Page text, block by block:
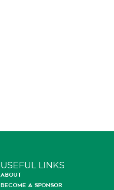
USEFUL LINKS
ABOUT
BECOME A SPONSOR